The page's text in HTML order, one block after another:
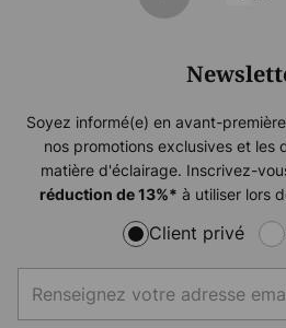
Soyez informé(e) en avant-
nos promotions exclusives et les
matière d'éclairage. Inscrivez-
réduction de13%* à utiliser lors
Client privé